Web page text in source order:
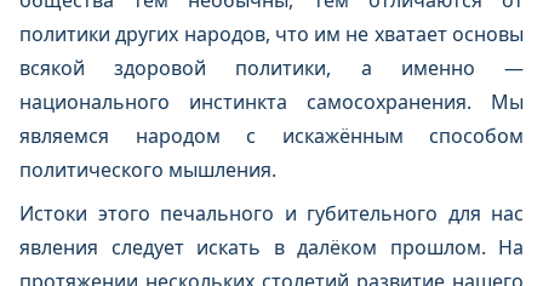
политики других народов, что им не хватает основы
всякой здоровой политики, а именно —
национального инстинкта самосохранения. Мы
являемся народом с искажённым способом
политического мышления.
Истоки этого печального и губительного для нас
явления следует искать в далёком прошлом. На